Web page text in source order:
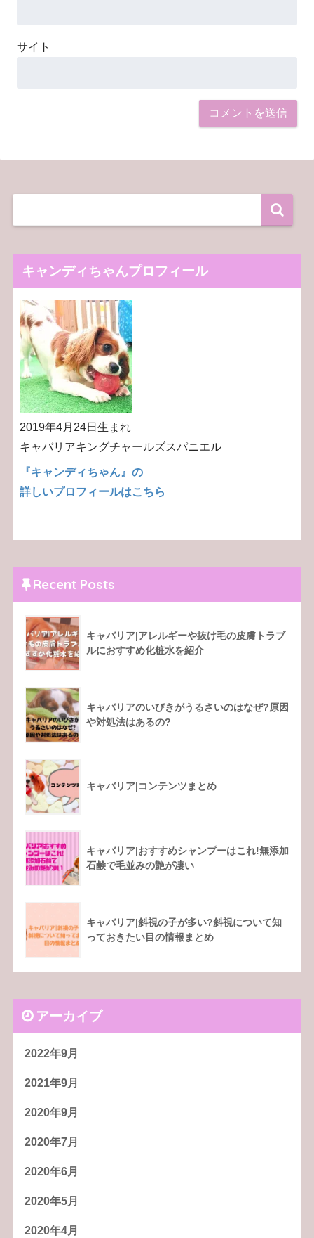
サイト
キャンディちゃんプロフィール
2019年4月24日生まれ
キャバリアキングチャールズスパニエル
『キャンディちゃん』の
詳しいプロフィールはこちら
Recent Posts
キャバリア|アレルギーや抜け毛の皮膚トラブ
ルにおすすめ化粧水を紹介
キャバリアのいびきがうるさいのはなぜ?原因
や対処法はあるの?
キャバリア|コンテンツまとめ
キャバリア|おすすめシャンプーはこれ!無添加
石鹸で毛並みの艶が凄い
キャバリア|斜視の子が多い?斜視について知
っておきたい目の情報まとめ
アーカイブ
2022年9月
2021年9月
2020年9月
2020年7月
2020年6月
2020年5月
2020年4月